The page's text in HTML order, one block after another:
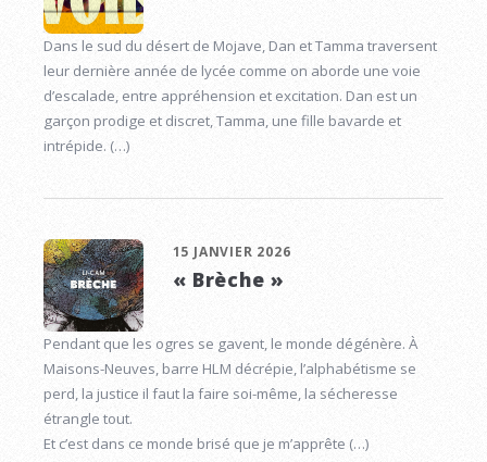
Dans le sud du désert de Mojave, Dan et Tamma traversent
leur dernière année de lycée comme on aborde une voie
d’escalade, entre appréhension et excitation. Dan est un
garçon prodige et discret, Tamma, une fille bavarde et
intrépide. (…)
15 JANVIER 2026
« Brèche »
Pendant que les ogres se gavent, le monde dégénère. À
Maisons-Neuves, barre HLM décrépie, l’alphabétisme se
perd, la justice il faut la faire soi-même, la sécheresse
étrangle tout.
Et c’est dans ce monde brisé que je m’apprête (…)